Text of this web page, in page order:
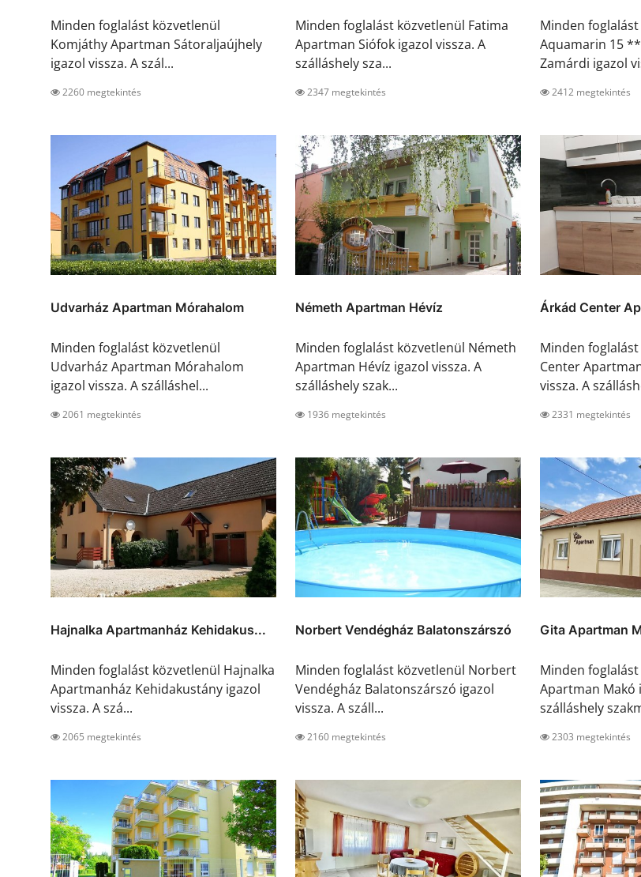
Minden foglalást közvetlenül
Komjáthy Apartman Sátoraljaújhely
igazol vissza. A szál...
2260 megtekintés
Minden foglalást közvetlenül Fatima
Apartman Siófok igazol vissza. A
szálláshely sza...
2347 megtekintés
Minden
Aquamarin 15
Zamárdi igazol
2412 megtekintés
Udvarház Apartman Mórahalom
Minden foglalást közvetlenül
Udvarház Apartman Mórahalom
igazol vissza. A szálláshel...
2061 megtekintés
Németh Apartman Hévíz
Minden foglalást közvetlenül Németh
Apartman Hévíz igazol vissza. A
szálláshely szak...
1936 megtekintés
Árkád Center
Minden
Center
vissza. A
2331 megtekintés
Hajnalka Apartmanház Kehidakus...
Minden foglalást közvetlenül Hajnalka
Apartmanház Kehidakustány igazol
vissza. A szá...
2065 megtekintés
Norbert Vendégház Balatonszárszó
Minden foglalást közvetlenül Norbert
Vendégház Balatonszárszó igazol
vissza. A száll...
2160 megtekintés
Gita Apartman
Minden
Apartman Makó
szálláshely
2303 megtekintés